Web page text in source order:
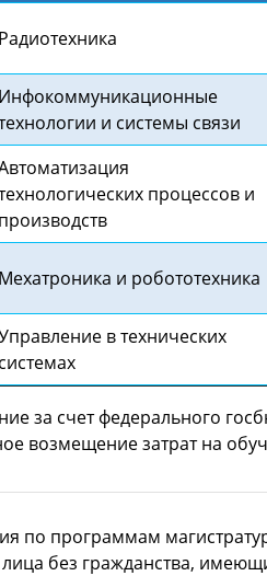
Радиотехника
Инфокоммуникационные
и системы связи
процессов и
производств
Мехатроника и робототехника
в технических
системах
за счет федерального
возмещение затрат на
по программам
без гражданства,